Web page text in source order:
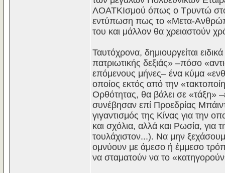
ΛΟΑΤΚΙσμού όπως ο Τρυντώ
εντύπωση πως το «Μετα-
του και μάλλον θα χρειαστούν
Ταυτόχρονα, δημιουργείται
πατριωτικής δεξιάς» –πόσο
επόμενους μήνες– ένα κύμα
οποίος εκτός από την
Ορθότητας, θα βάλει σε «τάξη»
συνέβησαν επί Προεδρίας
γιγαντισμός της Κίνας για την
και σχόλια, αλλά και Ρωσία, για
τουλάχιστον...). Να μην
ομνύουν με άμεσο ή έμμεσο
να σταματούν να το